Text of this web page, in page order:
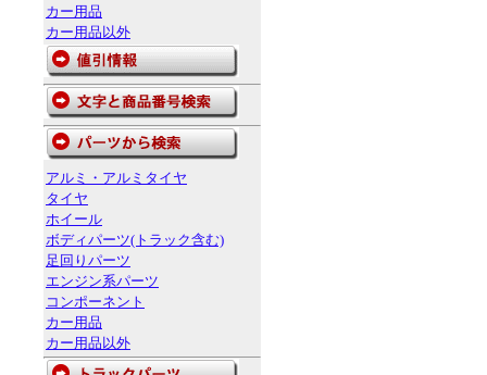
カー用品
カー用品以外
アルミ・アルミタイヤ
タイヤ
ホイール
ボディパーツ(トラック含む)
足回りパーツ
エンジン系パーツ
コンポーネント
カー用品
カー用品以外